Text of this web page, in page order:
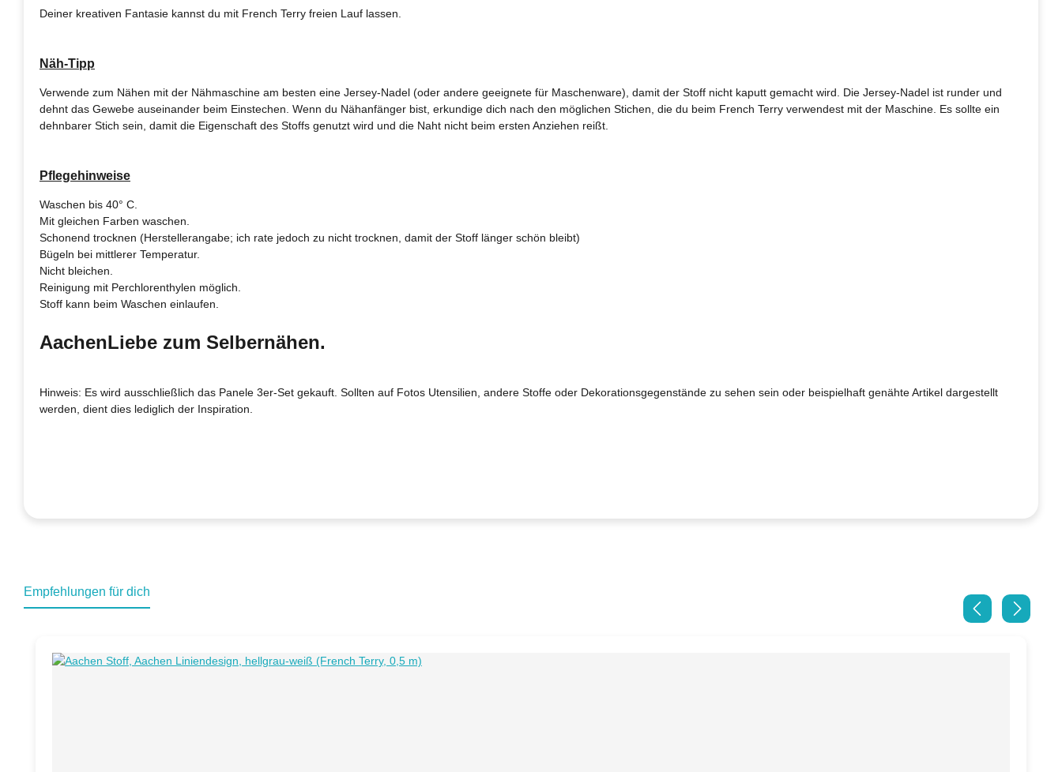
Deiner kreativen Fantasie kannst du mit French Terry freien Lauf lassen.
Näh-Tipp
Verwende zum Nähen mit der Nähmaschine am besten eine Jersey-Nadel (oder andere geeignete für Maschenware), damit der Stoff nicht kaputt gemacht wird. Die Jersey-Nadel ist runder und
dehnt das Gewebe auseinander beim Einstechen. Wenn du Nähanfänger bist, erkundige dich nach den möglichen Stichen, die du beim French Terry verwendest mit der Maschine. Es sollte ein
dehnbarer Stich sein, damit die Eigenschaft des Stoffs genutzt wird und die Naht nicht beim ersten Anziehen reißt.
Pflegehinweise
Waschen bis 40° C.
Mit gleichen Farben waschen.
Schonend trocknen (Herstellerangabe; ich rate jedoch zu nicht trocknen, damit der Stoff länger schön bleibt)
Bügeln bei mittlerer Temperatur.
Nicht bleichen.
Reinigung mit Perchlorenthylen möglich.
Stoff kann beim Waschen einlaufen.
AachenLiebe zum Selbernähen.
Hinweis: Es wird ausschließlich das Panele 3er-Set gekauft. Sollten auf Fotos Utensilien, andere Stoffe oder Dekorationsgegenstände zu sehen sein oder beispielhaft genähte Artikel dargestellt
werden, dient dies lediglich der Inspiration.
Empfehlungen für dich